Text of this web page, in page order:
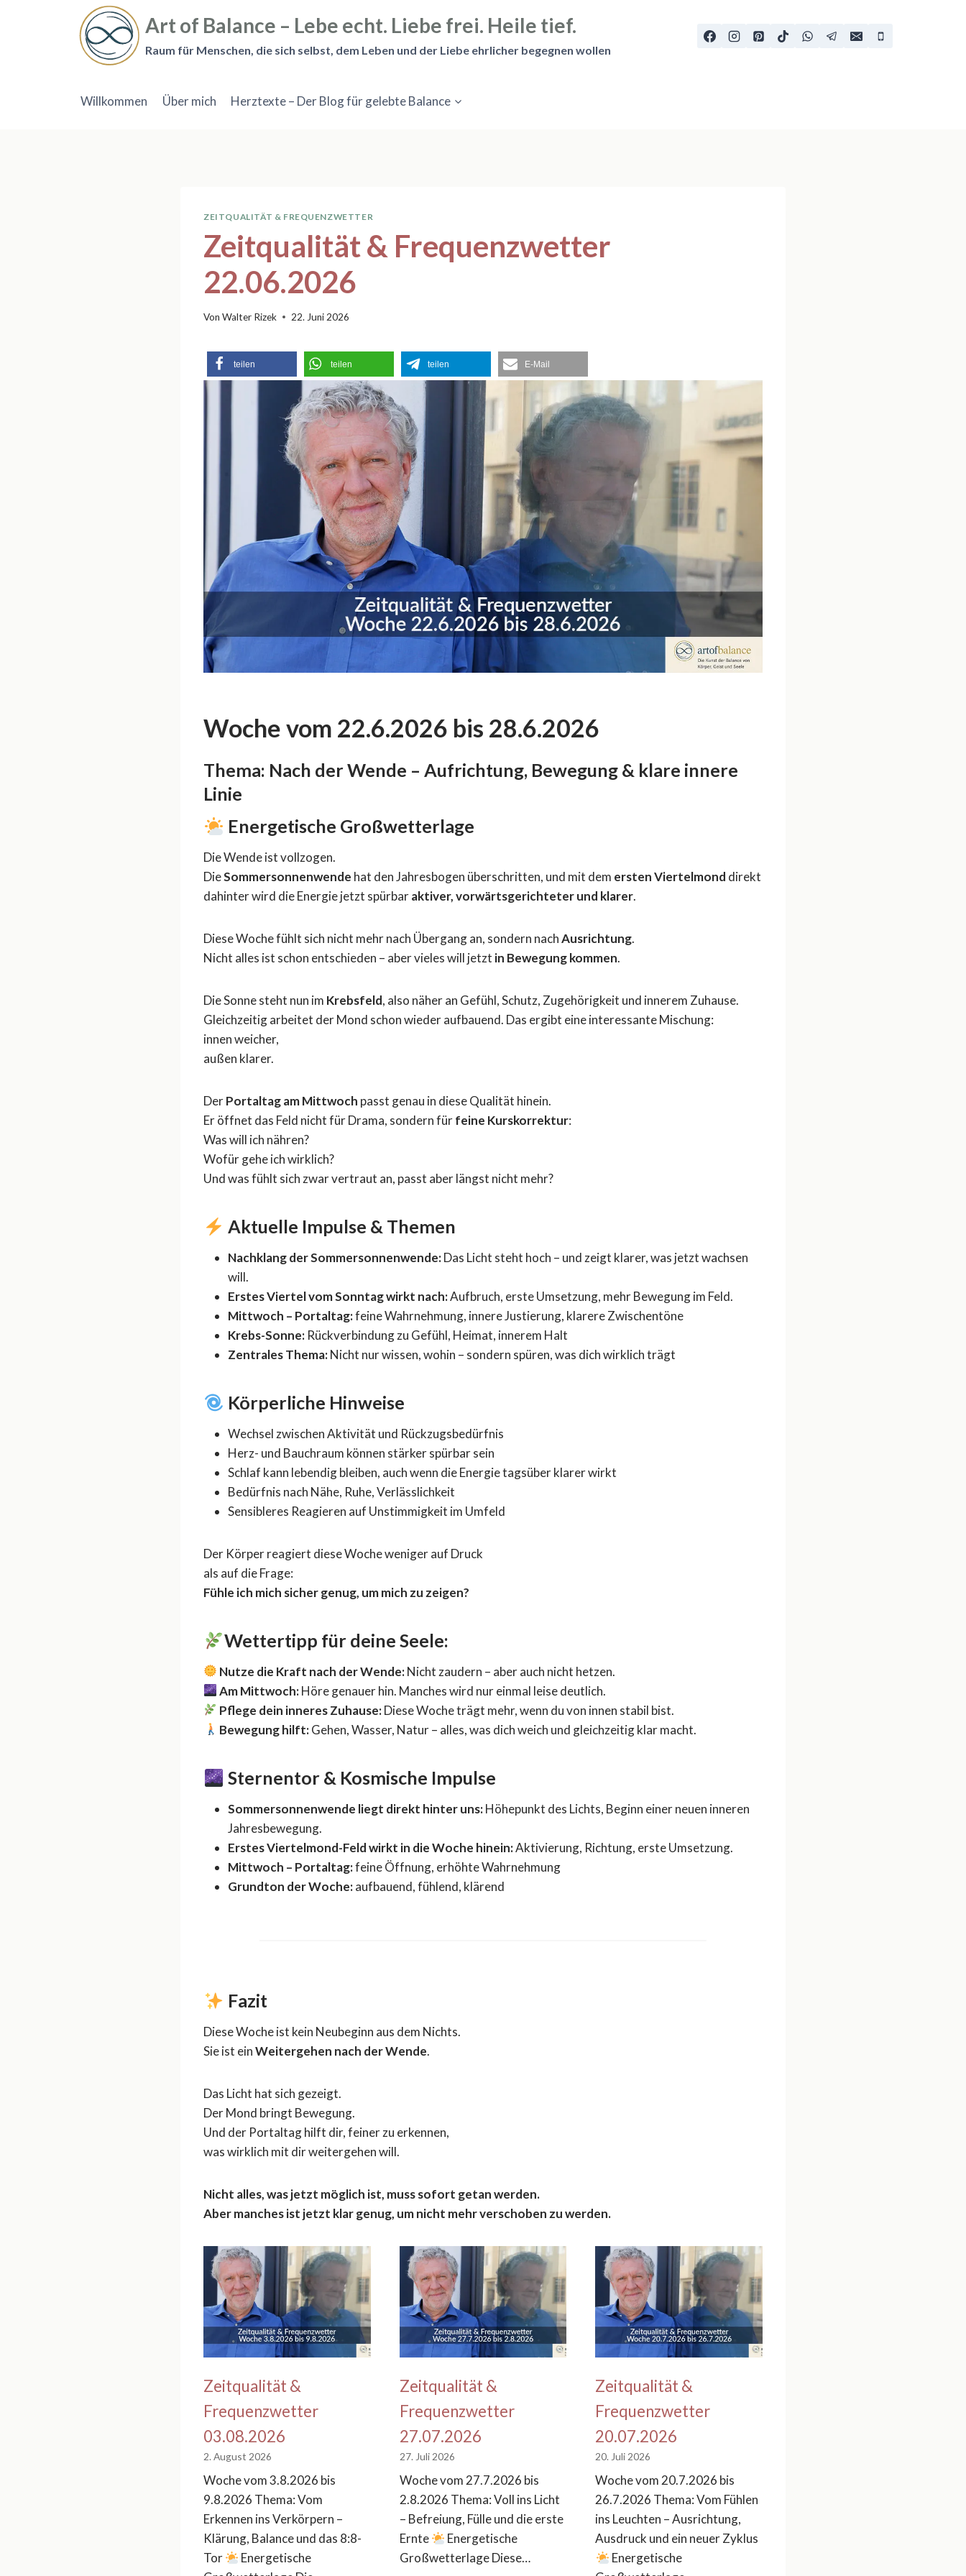
Art of Balance – Lebe echt. Liebe frei. Heile tief.
Raum für Menschen, die sich selbst, dem Leben und der Liebe ehrlicher begegnen wollen
Willkommen Über mich Herztexte – Der Blog für gelebte Balance
ZEITQUALITÄT & FREQUENZWETTER
Zeitqualität & Frequenzwetter
22.06.2026
Von Walter Rizek 22. Juni 2026
teilen teilen teilen E-Mail
Woche vom 22.6.2026 bis 28.6.2026
Thema: Nach der Wende – Aufrichtung, Bewegung & klare innere
Linie
Energetische Großwetterlage
Die Wende ist vollzogen.
DieSommersonnenwende hat den Jahresbogen überschritten, und mit dem ersten Viertelmond direkt
dahinter wird die Energie jetzt spürbaraktiver, vorwärtsgerichteter und klarer.
Diese Woche fühlt sich nicht mehr nach Übergang an, sondern nachAusrichtung.
Nicht alles ist schon entschieden – aber vieles will jetzt in Bewegung kommen.
Die Sonne steht nun im Krebsfeld, also näher an Gefühl, Schutz, Zugehörigkeit und innerem Zuhause.
Gleichzeitig arbeitet der Mond schon wieder aufbauend. Das ergibt eine interessante Mischung:
innen weicher,
außen klarer.
DerPortaltag am Mittwoch passt genau in diese Qualität hinein.
Er öffnet das Feld nicht für Drama, sondern fürfeine Kurskorrektur:
Was will ich nähren?
Wofür gehe ich wirklich?
Und was fühlt sich zwar vertraut an, passt aber längst nicht mehr?
Aktuelle Impulse & Themen
Nachklang der Sommersonnenwende:Das Licht steht hoch – und zeigt klarer, was jetzt wachsen
will.
Erstes Viertel vom Sonntag wirkt nach:Aufbruch, erste Umsetzung, mehr Bewegung im Feld.
Mittwoch – Portaltag:feine Wahrnehmung, innere Justierung, klarere Zwischentöne
Krebs-Sonne: Rückverbindung zu Gefühl, Heimat, innerem Halt
Zentrales Thema:Nicht nur wissen, wohin – sondern spüren, was dich wirklich trägt
Körperliche Hinweise
Wechsel zwischen Aktivität und Rückzugsbedürfnis
Herz- und Bauchraum können stärker spürbar sein
Schlaf kann lebendig bleiben, auch wenn die Energie tagsüber klarer wirkt
Bedürfnis nach Nähe, Ruhe, Verlässlichkeit
Sensibleres Reagieren auf Unstimmigkeit im Umfeld
Der Körper reagiert diese Woche weniger auf Druck
als auf die Frage:
Fühle ich mich sicher genug, um mich zu zeigen?
Wettertipp für deine Seele:
Nutze die Kraft nach der Wende:Nicht zaudern – aber auch nicht hetzen.
Am Mittwoch:Höre genauer hin. Manches wird nur einmal leise deutlich.
Pflege dein inneres Zuhause:Diese Woche trägt mehr, wenn du von innen stabil bist.
Bewegung hilft:Gehen, Wasser, Natur – alles, was dich weich und gleichzeitig klar macht.
Sternentor & Kosmische Impulse
Sommersonnenwende liegt direkt hinter uns:Höhepunkt des Lichts, Beginn einer neuen inneren
Jahresbewegung.
Erstes Viertelmond-Feld wirkt in die Woche hinein:Aktivierung, Richtung, erste Umsetzung.
Mittwoch – Portaltag:feine Öffnung, erhöhte Wahrnehmung
Grundton der Woche:aufbauend, fühlend, klärend
Fazit
Diese Woche ist kein Neubeginn aus dem Nichts.
Sie ist einWeitergehen nach der Wende.
Das Licht hat sich gezeigt.
Der Mond bringt Bewegung.
Und der Portaltag hilft dir, feiner zu erkennen,
was wirklich mit dir weitergehen will.
Nicht alles, was jetzt möglich ist, muss sofort getan werden.
Aber manches ist jetzt klar genug, um nicht mehr verschoben zu werden.
Zeitqualität &
Frequenzwetter
03.08.2026
2. August 2026
Woche vom 3.8.2026 bis
9.8.2026 Thema: Vom
Erkennen ins Verkörpern –
Klärung, Balance und das 8:8-
Tor
Energetische
Zeitqualität &
Frequenzwetter
27.07.2026
27. Juli 2026
Woche vom 27.7.2026 bis
2.8.2026 Thema: Voll ins Licht
– Befreiung, Fülle und die erste
Ernte
Energetische
Großwetterlage Diese…
Zeitqualität &
Frequenzwetter
20.07.2026
20. Juli 2026
Woche vom 20.7.2026 bis
26.7.2026 Thema: Vom Fühlen
ins Leuchten – Ausrichtung,
Ausdruck und ein neuer Zyklus
Energetische